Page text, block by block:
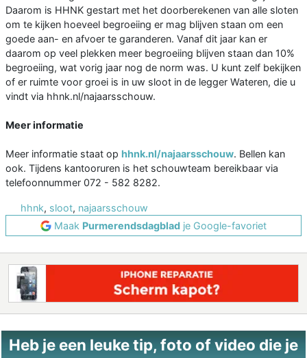
Daarom is HHNK gestart met het doorberekenen van alle sloten
om te kijken hoeveel begroeiing er mag blijven staan om een
goede aan- en afvoer te garanderen. Vanaf dit jaar kan er
daarom op veel plekken meer begroeiing blijven staan dan 10%
begroeiing, wat vorig jaar nog de norm was. U kunt zelf bekijken
of er ruimte voor groei is in uw sloot in de legger Wateren, die u
vindt via hhnk.nl/najaarsschouw.
Meer informatie
Meer informatie staat op hhnk.nl/najaarsschouw. Bellen kan
ook. Tijdens kantooruren is het schouwteam bereikbaar via
telefoonnummer 072 - 582 8282.
hhnk, sloot, najaarsschouw
Maak Purmerendsdagblad je Google-favoriet
Heb je een leuke tip, foto of video die je